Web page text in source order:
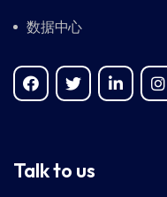
数据中心
Talk to us